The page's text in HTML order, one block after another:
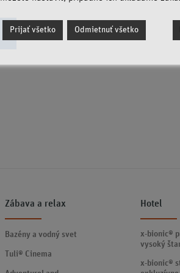
Zábava a relax
Bazény a vodný svet
Tuli® Cinema
Hotel
x-bionic®
vysoký
x-bionic®
Prijať všetko Odmietnuť všetko